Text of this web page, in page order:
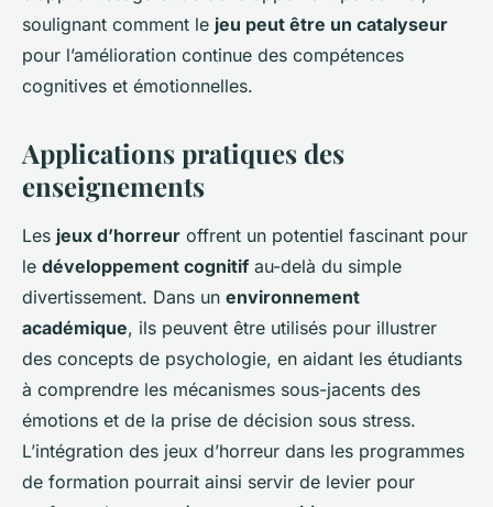
soulignant comment le jeu peut être un catalyseur
pour l’amélioration continue des compétences
cognitives et émotionnelles.
Applications pratiques des
enseignements
Les jeux d’horreur offrent un potentiel fascinant pour
le développement cognitif au-delà du simple
divertissement. Dans un environnement
académique, ils peuvent être utilisés pour illustrer
des concepts de psychologie, en aidant les étudiants
à comprendre les mécanismes sous-jacents des
émotions et de la prise de décision sous stress.
L’intégration des jeux d’horreur dans les programmes
de formation pourrait ainsi servir de levier pour